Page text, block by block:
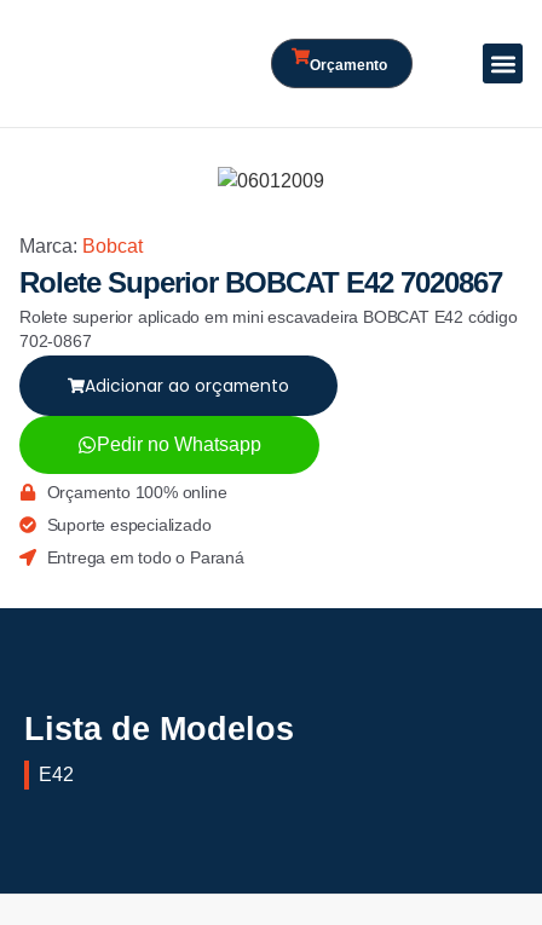
Orçamento
Marca: Bobcat
Rolete Superior BOBCAT E42 7020867
Rolete superior aplicado em mini escavadeira BOBCAT E42 código
702-0867
Adicionar ao orçamento
Pedir no Whatsapp
Orçamento 100% online
Suporte especializado
Entrega em todo o Paraná
Lista de Modelos
E42